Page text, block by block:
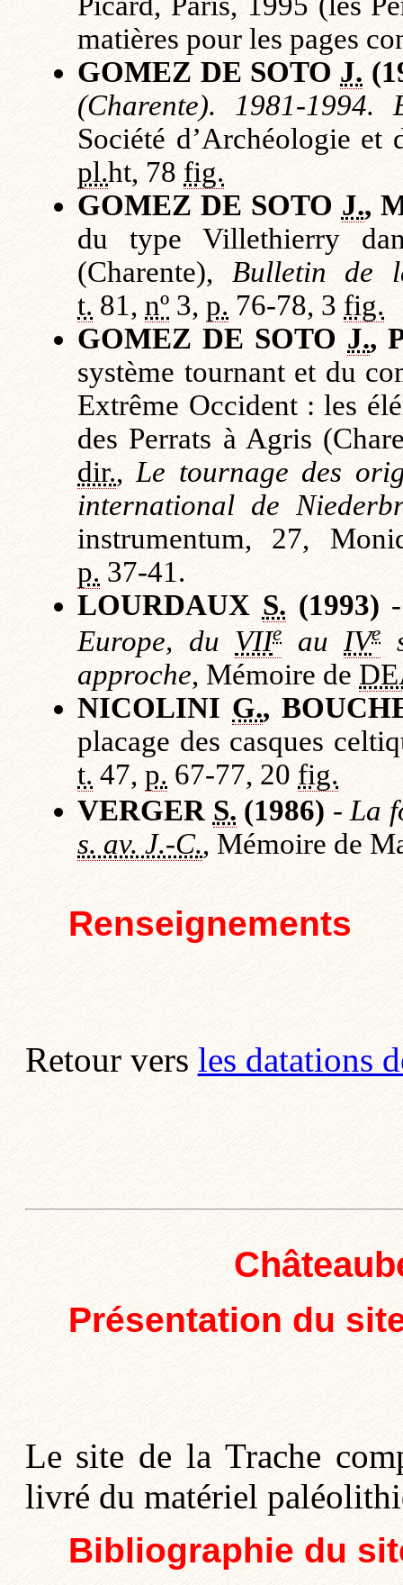
matières pour les pages
GOMEZ DE SOTO J.
(Charente). 1981-1994.
Société d’Archéologie
pl.ht, 78 fig.
GOMEZ DE SOTO J.,
du type Villethierry
(Charente), Bulletin de
t. 81,nº 3,p. 76-78, 3 fig.
GOMEZ DE SOTO J.,
système tournant et du
Extrême Occident : les
des Perrats à Agris
dir.,Le tournage des
international de
instrumentum, 27,
p. 37-41.
LOURDAUX S. (1993)
Europe, du VIIe auIVe
approche, Mémoire de
NICOLINI G.,
placage des casques
t. 47,p. 67-77, 20 fig.
VERGER S. (1986) - La
s. av. J.-C., Mémoire de
Renseignements
Retour vers les datations
Présentation du
Le site de la Trache
livré du matériel
Bibliographie du